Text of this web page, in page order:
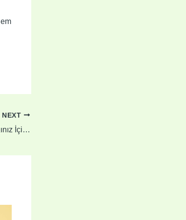
NEXT
Kuruyemişlerin Gücü: Sağlığınız İçin Mutlaka Tüketmelisiniz!